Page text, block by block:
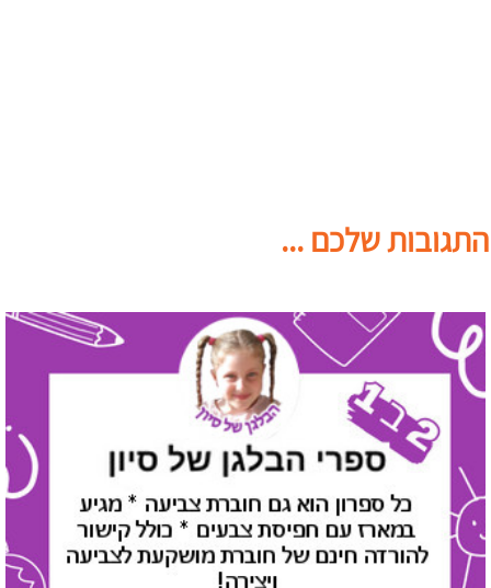
התגובות שלכם ...